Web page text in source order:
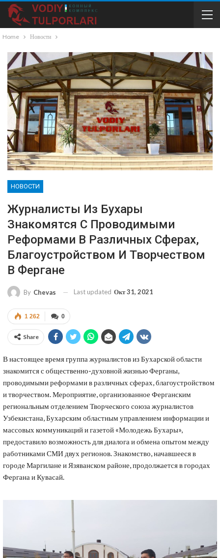
Home Новости
НОВОСТИ
Журналисты Из Бухары
Знакомятся С Проводимыми
Реформами В Различных Сферах,
Благоустройством И Творчеством
В Фергане
By Chevas Last updated Окт 31, 2021
0
1 262
Share
В настоящее время группа журналистов из Бухарской области
знакомится с общественно-духовной жизнью Ферганы,
проводимыми реформами в различных сферах, благоустройством
и творчеством. Мероприятие, организованное Ферганским
региональным отделением Творческого союза журналистов
Узбекистана, Бухарским областным управлением информации и
массовых коммуникаций и газетой «Молодежь Бухары»,
предоставило возможность для диалога и обмена опытом между
работниками СМИ двух регионов. Знакомство, начавшееся в
городе Маргилане и Язяванском районе, продолжается в городах
Фергана и Кувасай.